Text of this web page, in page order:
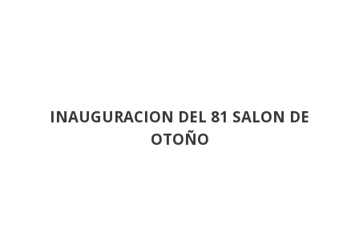
INAUGURACION DEL 81 SALON DE
OTOÑO